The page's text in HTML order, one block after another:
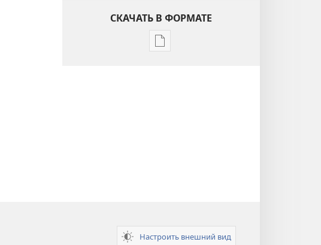
СКАЧАТЬ В ФОРМАТЕ
Варианты
Настроить внешний вид